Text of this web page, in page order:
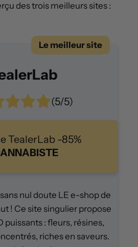
des trois meilleurs sites :
Le meilleur site
(5/5)
TealerLab -85%
nul doute LE e-shop de
! Ce site singulier propose
puissants : fleurs, résines,
riches en saveurs.